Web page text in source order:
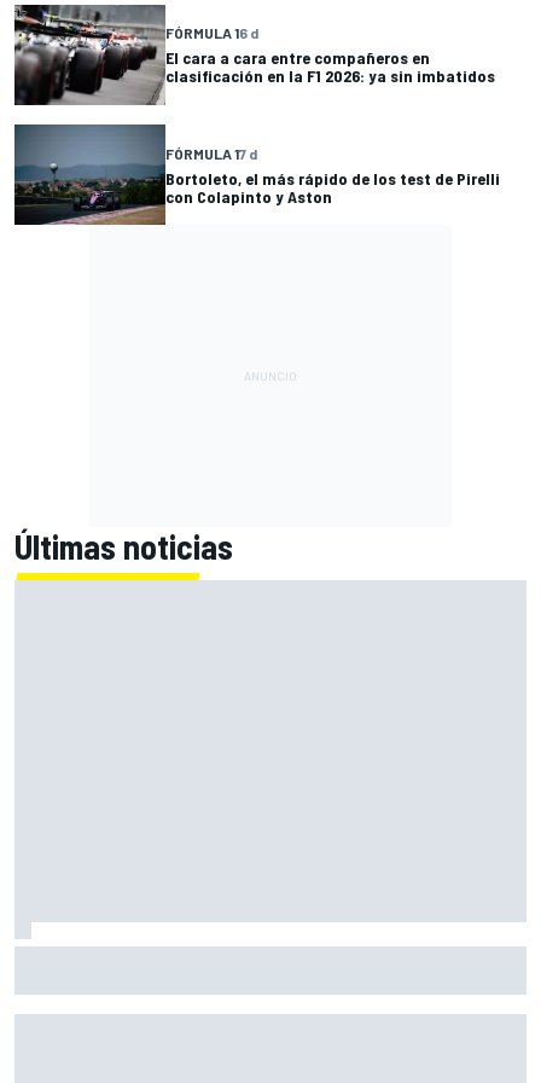
FÓRMULA 16 d
El cara a cara entre compañeros en
clasificación en la F1 2026: ya sin imbatidos
FÓRMULA 17 d
Bortoleto, el más rápido de los test de Pirelli
con Colapinto y Aston
Últimas noticias